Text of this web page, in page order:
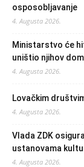
osposobljavanje
4. Augusta 2026.
Ministarstvo će
uništio njihov dom
4. Augusta 2026.
Lovačkim
4. Augusta 2026.
Vlada ZDK
ustanovama
4. Augusta 2026.